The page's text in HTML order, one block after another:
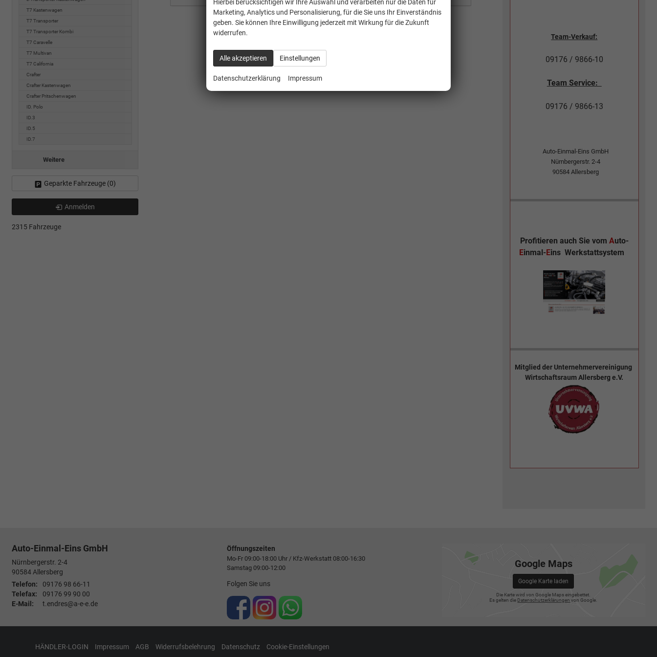
T7 Kastenwagen
T7 Transporter
T7 Transporter Kombi
T7 Caravelle
T7 Multivan
T7 California
Crafter
Crafter Kastenwagen
Crafter Pritschenwagen
ID. Polo
ID.3
ID.5
ID.7
Weitere
Geparkte Fahrzeuge (0)
Anmelden
2315 Fahrzeuge
Team-Verkauf:
09176 / 9866-10
Team Service:
09176 / 9866-13
Auto-Einmal-Eins GmbH
Nürnbergerstr. 2-4
90584 Allersberg
Profitieren auch Sie vom Auto-
Einmal- Eins Werkstattsystem
Mitglied der Unternehmervereinigung
Wirtschaftsraum Allersberg e.V.
Auto-Einmal-Eins GmbH
Nürnbergerstr. 2-4
90584Allersberg
Telefon:
09176 98 66-11
Telefax:
09176 99 90 00
E-Mail:
t.endres@a-e-e.de
Öffnungszeiten
Mo-Fr 09:00-18:00 Uhr / Kfz-Werkstatt 08:00-16:30
Samstag 09:00-12:00
Folgen Sie uns
Google Maps
Google Karte laden
Die Karte wird von Google Maps eingebettet.
Es gelten die Datenschutzerklärungen von Google.
HÄNDLER-LOGIN Impressum AGB Widerrufsbelehrung Datenschutz Cookie-Einstellungen
Hierbei berücksichtigen wir Ihre Auswahl und verarbeiten nur die Daten für
Marketing, Analytics und Personalisierung, für die Sie uns Ihr Einverständnis
geben. Sie können Ihre Einwilligung jederzeit mit Wirkung für die Zukunft
widerrufen.
Alle akzeptieren Einstellungen
Datenschutzerklärung Impressum